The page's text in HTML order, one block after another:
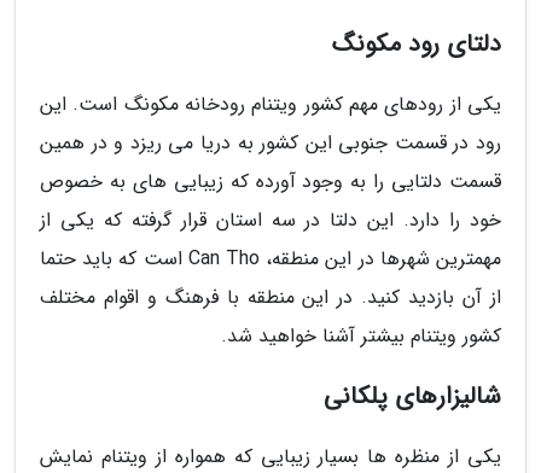
دلتای رود مکونگ
یکی از رودهای مهم کشور ویتنام رودخانه مکونگ است. این
رود در قسمت جنوبی این کشور به دریا می ریزد و در همین
قسمت دلتایی را به وجود آورده که زیبایی های به خصوص
خود را دارد. این دلتا در سه استان قرار گرفته که یکی از
مهمترین شهرها در این منطقه، Can Tho است که باید حتما
از آن بازدید کنید. در این منطقه با فرهنگ و اقوام مختلف
کشور ویتنام بیشتر آشنا خواهید شد.
شالیزارهای پلکانی
یکی از منظره ها بسیار زیبایی که همواره از ویتنام نمایش